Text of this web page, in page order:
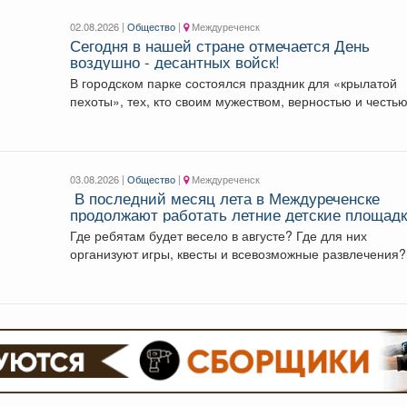
02.08.2026 |Общество | Междуреченск
Сегодня в нашей стране отмечается День
воздушно - десантных войск!
В городском парке состоялся праздник для «крылатой
пехоты», тех, кто своим мужеством, верностью и
03.08.2026 |Общество | Междуреченск
️ В последний месяц лета в Междуреченске
продолжают работать летние детские
Где ребятам будет весело в августе? Где для них
организуют игры, квесты и всевозможные